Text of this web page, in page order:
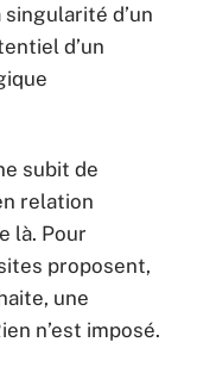
d’un
d’un
subit de
relation
là. Pour
proposent,
une
n’est imposé.